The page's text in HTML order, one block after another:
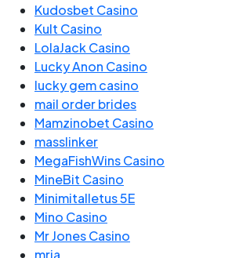
Kudosbet Casino
Kult Casino
LolaJack Casino
Lucky Anon Casino
lucky gem casino
mail order brides
Mamzinobet Casino
masslinker
MegaFishWins Casino
MineBit Casino
Minimitalletus 5E
Mino Casino
Mr Jones Casino
mria